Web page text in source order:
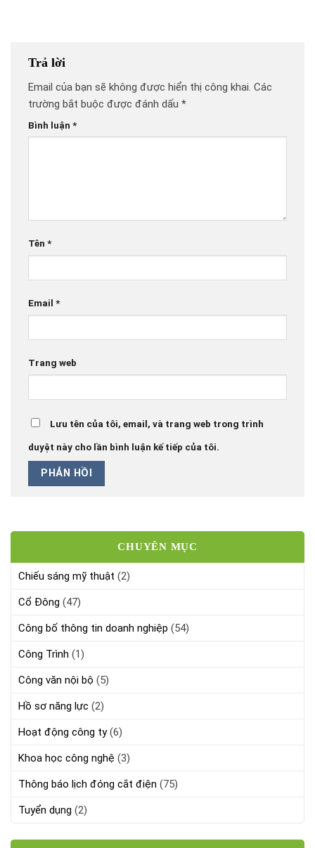
Trả lời
Email của bạn sẽ không được hiển thị công khai. Các
trường bắt buộc được đánh dấu *
Bình luận *
Tên *
Email *
Trang web
Lưu tên của tôi, email, và trang web trong trình
duyệt này cho lần bình luận kế tiếp của tôi.
CHUYÊN MỤC
Chiếu sáng mỹ thuật (2)
Cổ Đông (47)
Công bố thông tin doanh nghiệp (54)
Công Trình (1)
Công văn nội bộ (5)
Hồ sơ năng lực (2)
Hoạt động công ty(6)
Khoa học công nghệ (3)
Thông báo lịch đóng cắt điện (75)
Tuyển dụng (2)